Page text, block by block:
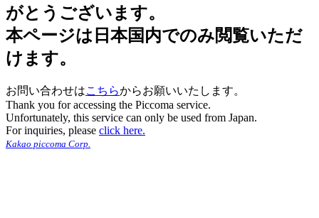
がとうございます。
本ページは日本国内でのみ閲覧いただ
けます。
お問い合わせはこちらからお願いいたします。
Thank you for accessing the Piccoma service.
Unfortunately, this service can only be used from Japan.
For inquiries, please click here.
Kakao piccoma Corp.